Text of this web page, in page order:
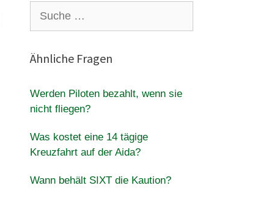
nach:
Ähnliche Fragen
Werden Piloten bezahlt, wenn sie
nicht fliegen?
Was kostet eine 14 tägige
Kreuzfahrt auf der Aida?
Wann behält SIXT die Kaution?